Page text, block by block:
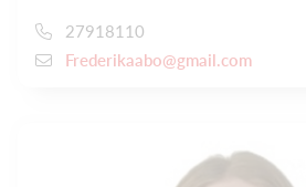
27918110
Frederikaabo@gmail.com